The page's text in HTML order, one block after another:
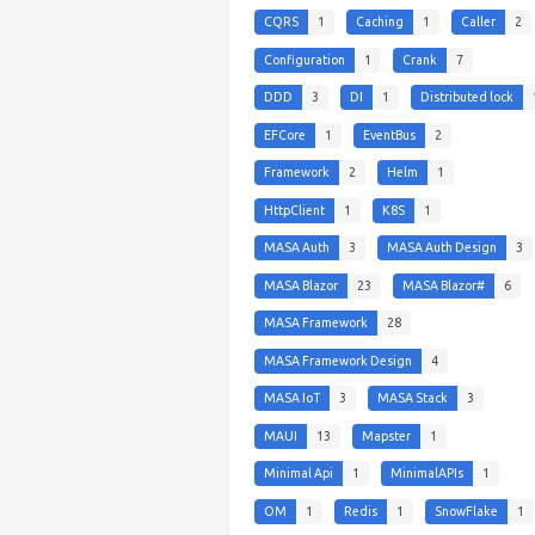
CQRS 1 Caching 1 Caller 2
Configuration 1 Crank 7
DDD 3 DI 1 Distributed lock
EFCore 1 EventBus 2
Framework 2 Helm 1
HttpClient 1 K8S 1
MASA Auth 3 MASA Auth Design 3
MASA Blazor 23 MASA Blazor# 6
MASA Framework 28
MASA Framework Design 4
MASA IoT 3 MASA Stack 3
MAUI 13 Mapster 1
Minimal Api 1 MinimalAPIs 1
OM 1 Redis 1 SnowFlake 1